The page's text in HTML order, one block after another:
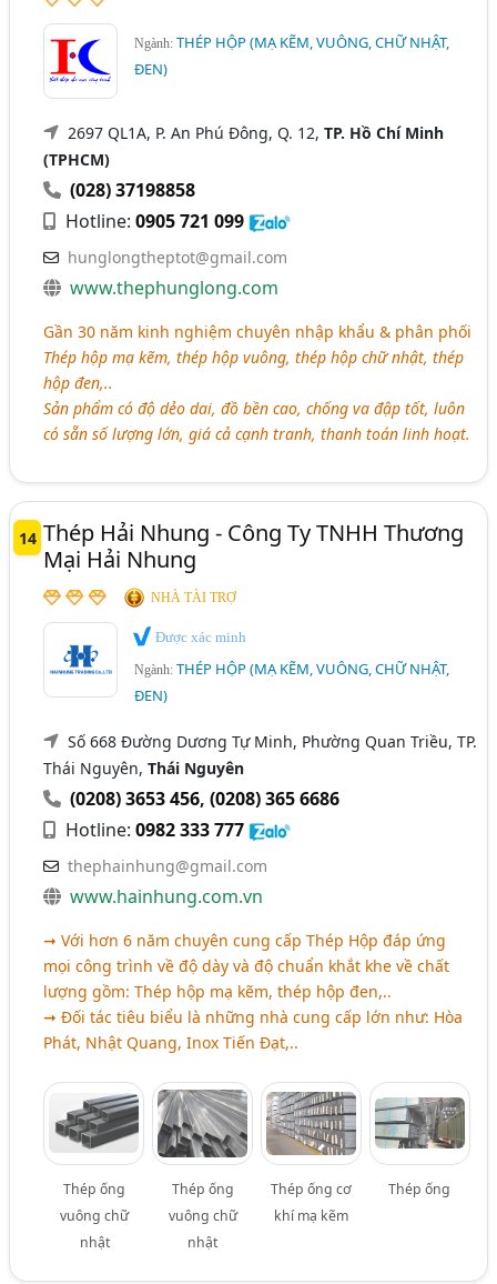
Ngành:THÉP HỘP (MẠ KẼM, VUÔNG, CHỮ NHẬT,
ĐEN)
2697 QL1A, P. An Phú Đông, Q. 12,TP. Hồ Chí Minh
(TPHCM)
(028) 37198858
Hotline:0905 721 099
hunglongtheptot@gmail.com
www.thephunglong.com
Gần 30 năm kinh nghiệm chuyên nhập khẩu & phân phối
Thép hộp mạ kẽm, thép hộp vuông, thép hộp chữ nhật, thép
hộp đen,..
Sản phẩm có độ dẻo dai, đồ bền cao, chống va đập tốt, luôn
có sẵn số lượng lớn, giá cả cạnh tranh, thanh toán linh hoạt.
14 Thép Hải Nhung - Công Ty TNHH Thương
Mại Hải Nhung
NHÀ TÀI TRỢ
Được xác minh
Ngành:THÉP HỘP (MẠ KẼM, VUÔNG, CHỮ NHẬT,
ĐEN)
Số 668 Đường Dương Tự Minh, Phường Quan Triều, TP.
Thái Nguyên,Thái Nguyên
(0208) 3653 456,(0208) 365 6686
Hotline:0982 333 777
thephainhung@gmail.com
www.hainhung.com.vn
➞ Với hơn 6 năm chuyên cung cấp Thép Hộp đáp ứng
mọi công trình về độ dày và độ chuẩn khắt khe về chất
lượng gồm: Thép hộp mạ kẽm, thép hộp đen,..
➞ Đối tác tiêu biểu là những nhà cung cấp lớn như: Hòa
Phát, Nhật Quang, Inox Tiến Đạt,..
Thép ống
vuông chữ
nhật
Thép ống
vuông chữ
nhật
Thép ống cơ
khí mạ kẽm
Thép ống